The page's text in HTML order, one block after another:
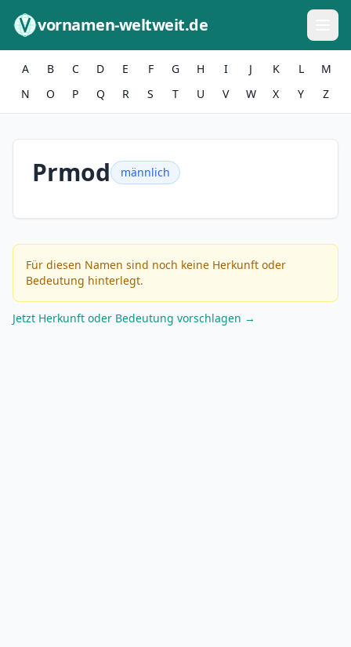
vornamen-weltweit.de
A B C D E F G H I J K L
M
N
O P Q R S T U V W X Y Z
Prmod männlich
Für diesen Namen sind noch keine Herkunft oder
Bedeutung hinterlegt.
Jetzt Herkunft oder Bedeutung vorschlagen →